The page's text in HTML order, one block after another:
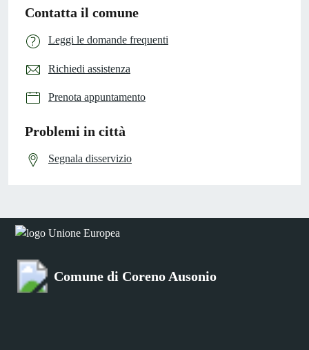
Contatta il comune
Leggi le domande frequenti
Richiedi assistenza
Prenota appuntamento
Problemi in città
Segnala disservizio
Comune di Coreno Ausonio